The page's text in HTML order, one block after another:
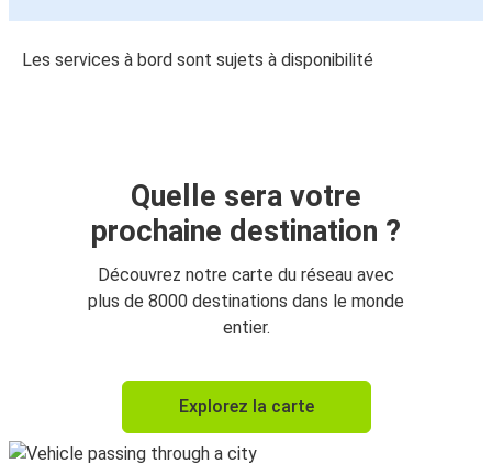
Les services à bord sont sujets à disponibilité
Quelle sera votre
prochaine destination ?
Découvrez notre carte du réseau avec
plus de 8000 destinations dans le monde
entier.
Explorez la carte